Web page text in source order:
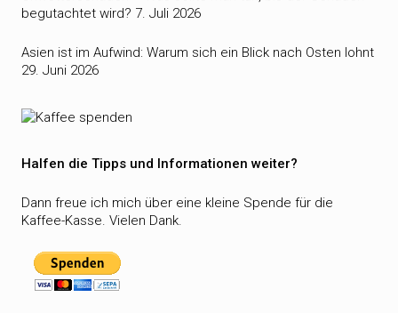
begutachtet wird? 7. Juli 2026
Asien ist im Aufwind: Warum sich ein Blick nach Osten lohnt
29. Juni 2026
Halfen die Tipps und Informationen weiter?
Dann freue ich mich über eine kleine Spende für die
Kaffee-Kasse. Vielen Dank.